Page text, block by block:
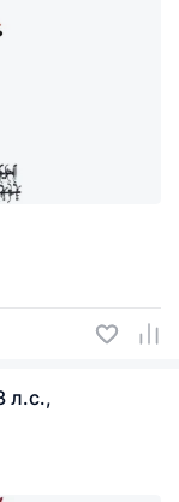
л.с.,